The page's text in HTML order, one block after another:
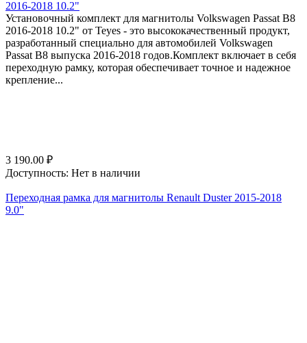
2016-2018 10.2"
Установочный комплект для магнитолы Volkswagen Passat B8
2016-2018 10.2" от Teyes - это высококачественный продукт,
разработанный специально для автомобилей Volkswagen
Passat B8 выпуска 2016-2018 годов.Комплект включает в себя
переходную рамку, которая обеспечивает точное и надежное
крепление...
3 190.00 ₽
Доступность: Нет в наличии
Переходная рамка для магнитолы Renault Duster 2015-2018
9.0"